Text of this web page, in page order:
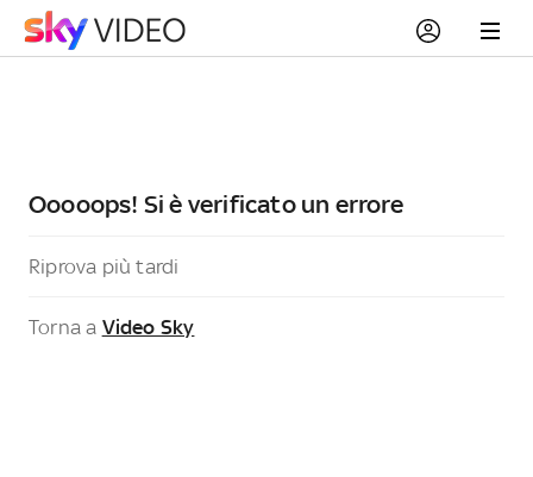
Ooooops! Si è verificato un errore
Riprova più tardi
Torna a Video Sky